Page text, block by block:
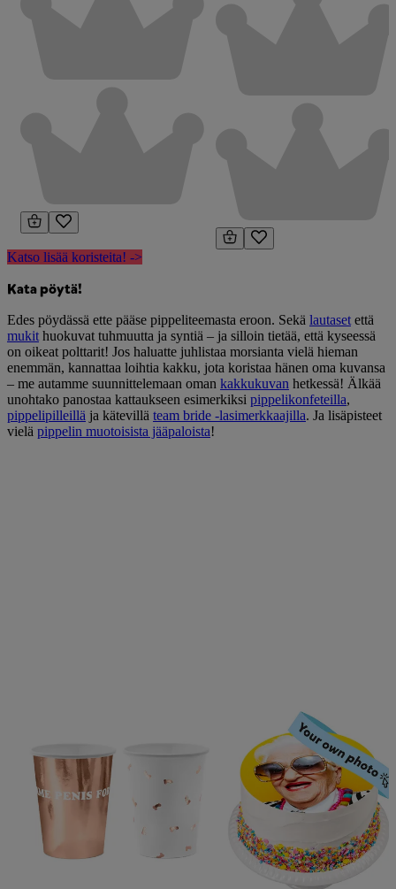
Katso lisää koristeita! ->
Kata pöytä!
Edes pöydässä ette pääse pippeliteemasta eroon. Sekä lautaset että
mukit huokuvat tuhmuutta ja syntiä – ja silloin tietää, että kyseessä
on oikeat polttarit! Jos haluatte juhlistaa morsianta vielä hieman
enemmän, kannattaa loihtia kakku, jota koristaa hänen oma kuvansa
– me autamme suunnittelemaan oman kakkukuvan hetkessä! Älkää
unohtako panostaa kattaukseen esimerkiksi pippelikonfeteilla,
pippelipilleillä ja kätevillä team bride -lasimerkkaajilla. Ja lisäpisteet
vielä pippelin muotoisista jääpaloista!